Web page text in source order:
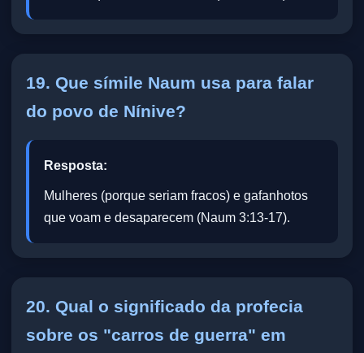
19. Que símile Naum usa para falar
do povo de Nínive?
Resposta:
Mulheres (porque seriam fracos) e gafanhotos
que voam e desaparecem (Naum 3:13-17).
20. Qual o significado da profecia
sobre os "carros de guerra" em